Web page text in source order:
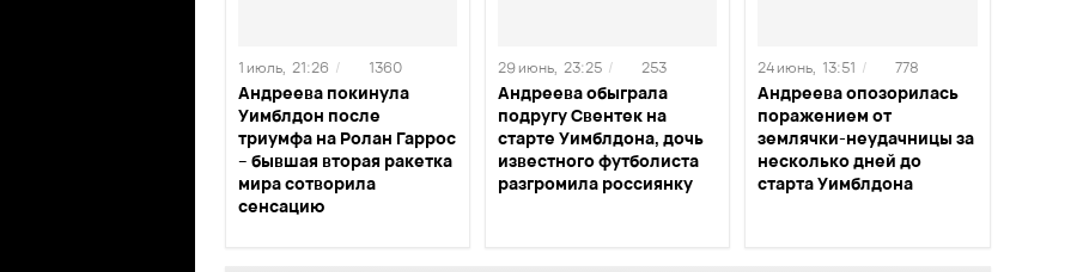
Андреева покинула
Уимблдон после
триумфа на Ролан Гаррос
– бывшая вторая ракетка
мира сотворила
сенсацию
1 июль, 21:26 / 1360
Андреева обыграла
подругу Свентек на
старте Уимблдона, дочь
известного футболиста
разгромила россиянку
29 июнь, 23:25 / 253
Андреева опозорилась
поражением от
землячки-неудачницы за
несколько дней до
старта Уимблдона
24 июнь, 13:51 / 778